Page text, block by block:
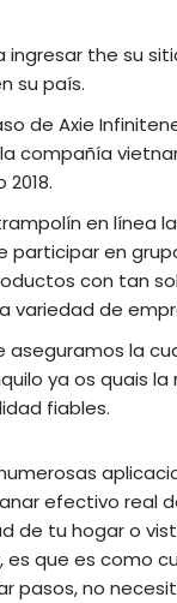
ingresar the su
su país.
de Axie
compañía
en línea
participar en
con tan
variedad de
aseguramos la
ya os quais la
fiables.
efectivo real
de tu hogar o
es que es como
pasos, no